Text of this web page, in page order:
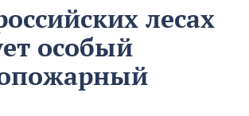
лесах
особый